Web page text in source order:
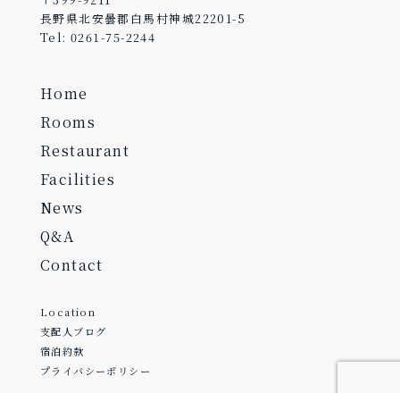
長野県北安曇郡白馬村神城22201-5
Tel: 0261-75-2244
Home
Rooms
Restaurant
Facilities
News
Q&A
Contact
Location
支配人ブログ
宿泊約款
プライバシーポリシー